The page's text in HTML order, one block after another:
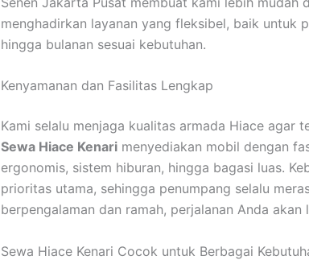
menghadirkan layanan yang fleksibel, baik untuk
hingga bulanan sesuai kebutuhan.
Kenyamanan dan Fasilitas Lengkap
Kami selalu menjaga kualitas armada Hiace agar
Sewa Hiace Kenari menyediakan mobil dengan
ergonomis, sistem hiburan, hingga bagasi luas.
prioritas utama, sehingga penumpang selalu
berpengalaman dan ramah, perjalanan Anda akan
Sewa Hiace Kenari Cocok untuk Berbagai